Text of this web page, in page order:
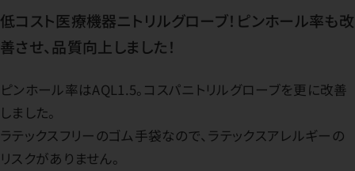
低コスト医療機器ニトリルグローブ！ピンホール率も改
善させ、品質向上しました！
ピンホール率はAQL1.5。コスパニトリルグローブを更に改善
しました。
ラテックスフリーのゴム手袋なので、ラテックスアレルギーの
リスクがありません。